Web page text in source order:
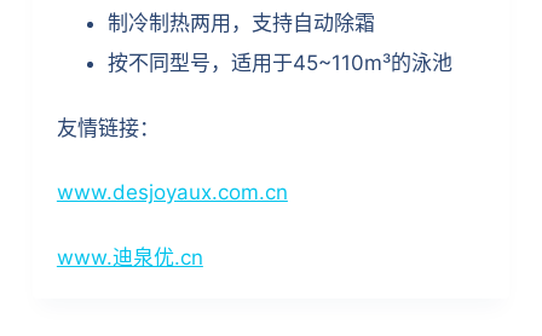
制冷制热两用，支持自动除霜
按不同型号，适用于45~110m³的泳池
友情链接：
www.desjoyaux.com.cn
www.迪泉优.cn